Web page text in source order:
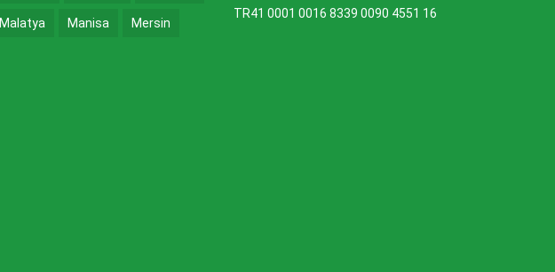
Malatya Manisa Mersin
TR41 0001 0016 8339 0090 4551 16